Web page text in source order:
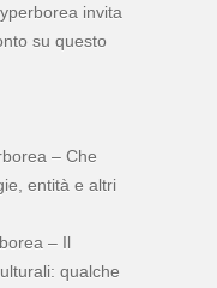
invita
su questo
– Che
entità e altri
– Il
qualche